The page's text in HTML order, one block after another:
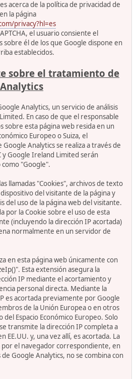
acerca de la política de privacidad de
la página
privacy?hl=es
el usuario consiente el
él de los que Google dispone en
establecidos.
sobre el tratamiento de
Analytics, un servicio de análisis
En caso de que el responsable
sobre esta página web resida en un
Europeo o Suiza, el
Analytics se realiza a través de
y Google Ireland Limited serán
"Google".
llamadas "Cookies", archivos de texto
del visitante de la página y
del uso de la página web del visitante.
por la Cookie sobre el uso de esta
(incluyendo la dirección IP acortada)
normalmente en un servidor de
en esta página web únicamente con
Esta extensión asegura la
IP mediante el acortamiento y
personal directa. Mediante la
es acortada previamente por Google
de la Unión Europea o en otros
Espacio Económico Europeo. Solo
transmite la dirección IP completa a
EE.UU. y, una vez allí, es acortada. La
el navegador correspondiente, en
Google Analytics, no se combina con